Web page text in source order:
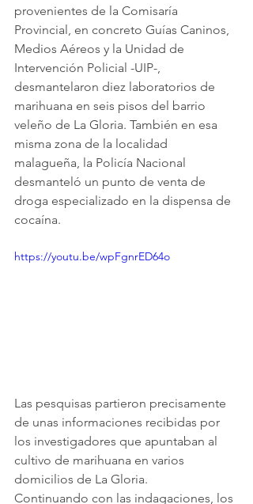
provenientes de la Comisaría
Provincial, en concreto Guías Caninos,
Medios Aéreos y la Unidad de
Intervención Policial -UIP-,
desmantelaron diez laboratorios de
marihuana en seis pisos del barrio
veleño de La Gloria. También en esa
misma zona de la localidad
malagueña, la Policía Nacional
desmanteló un punto de venta de
droga especializado en la dispensa de
cocaína.
https://youtu.be/wpFgnrED64o
Las pesquisas partieron precisamente
de unas informaciones recibidas por
los investigadores que apuntaban al
cultivo de marihuana en varios
domicilios de La Gloria.
Continuando con las indagaciones, los